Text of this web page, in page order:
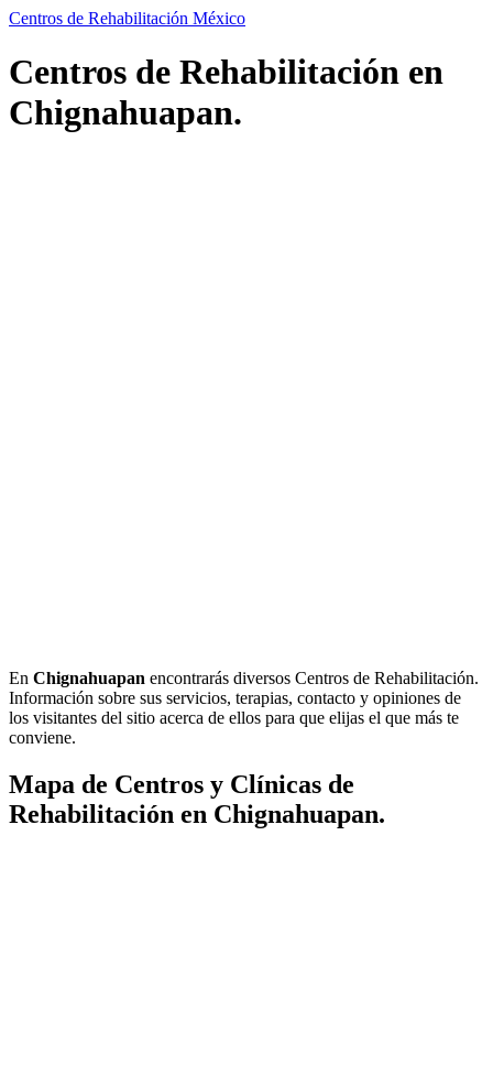
Centros de Rehabilitación México
Centros de Rehabilitación en
Chignahuapan.
En Chignahuapan encontrarás diversos Centros de Rehabilitación.
Información sobre sus servicios, terapias, contacto y opiniones de
los visitantes del sitio acerca de ellos para que elijas el que más te
conviene.
Mapa de Centros y Clínicas de
Rehabilitación en Chignahuapan.